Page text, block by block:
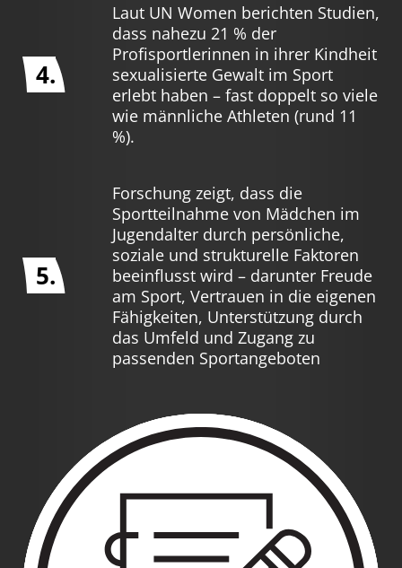
4.
Laut UN Women berichten Studien,
dass nahezu 21 % der
Profisportlerinnen in ihrer Kindheit
sexualisierte Gewalt im Sport
erlebt haben – fast doppelt so viele
wie männliche Athleten (rund 11
%).
5.
Forschung zeigt, dass die
Sportteilnahme von Mädchen im
Jugendalter durch persönliche,
soziale und strukturelle Faktoren
beeinflusst wird – darunter Freude
am Sport, Vertrauen in die eigenen
Fähigkeiten, Unterstützung durch
das Umfeld und Zugang zu
passenden Sportangeboten